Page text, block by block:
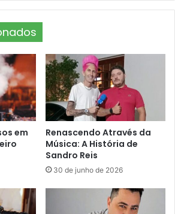
em
Renascendo Através da
Música: A História de
Sandro Reis
30 de junho de 2026